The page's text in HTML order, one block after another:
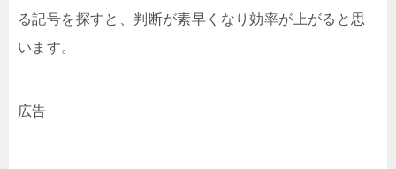
る記号を探すと、判断が素早くなり効率が上がると思
います。
広告